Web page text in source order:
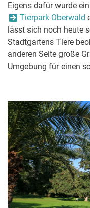
Eigens dafür wurde
Tierpark Oberwald
lässt sich noch heute
Stadtgartens Tiere
anderen Seite große
Umgebung für einen